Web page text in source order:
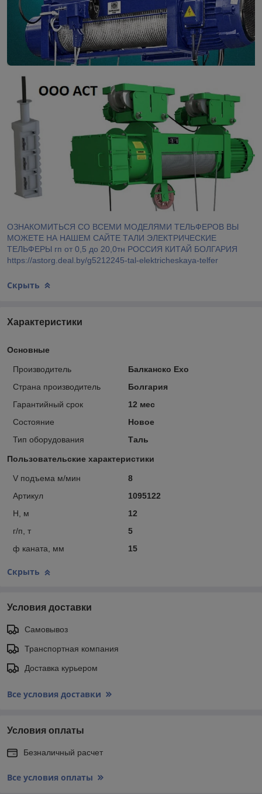
ОЗНАКОМИТЬСЯ СО ВСЕМИ МОДЕЛЯМИ ТЕЛЬФЕРОВ ВЫ
МОЖЕТЕ НА НАШЕМ САЙТЕ ТАЛИ ЭЛЕКТРИЧЕСКИЕ
ТЕЛЬФЕРЫ гп от 0,5 до 20,0тн РОССИЯ КИТАЙ БОЛГАРИЯ
https://astorg.deal.by/g5212245-tal-elektricheskaya-telfer
Скрыть
Характеристики
Основные
Производитель
Балканско Ехо
Страна производитель
Болгария
Гарантийный срок
12 мес
Состояние
Новое
Тип оборудования
Таль
Пользовательские характеристики
V подъема м/мин
8
Артикул
1095122
Н, м
12
г/п, т
5
ф каната, мм
15
Скрыть
Условия доставки
Самовывоз
Транспортная компания
Доставка курьером
Все условия доставки
Условия оплаты
Безналичный расчет
Все условия оплаты